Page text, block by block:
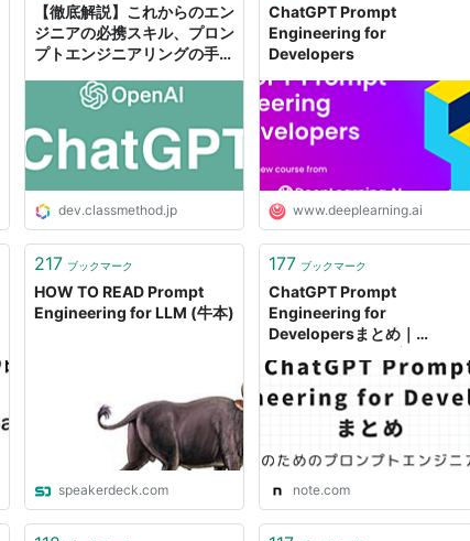
【徹底解説】これからのエン
ジニアの必携スキル、プロン
プトエンジニアリングの手引
Guide」を読んでまとめてみ
た | DevelopersIO
dev.classmethod.jp
ChatGPT Prompt
Engineering for
Developers
www.deeplearning.ai
217 ブックマーク
HOW TO READ Prompt
Engineering for LLM (牛本)
speakerdeck.com
177 ブックマーク
ChatGPT Prompt
Engineering for
Developersまとめ｜
note.com